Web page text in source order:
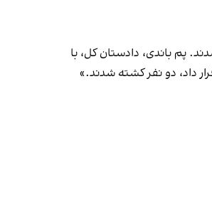
پم باندی، دادستان کل، با
داد، دو نفر کشته شدند.»